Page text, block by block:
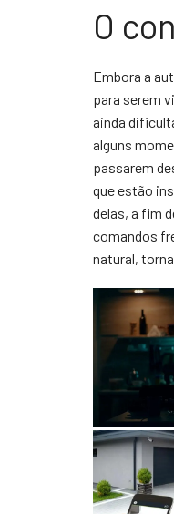
O
Embora a
para serem
ainda
alguns
passarem
que estão
delas, a fim
comandos
natural,